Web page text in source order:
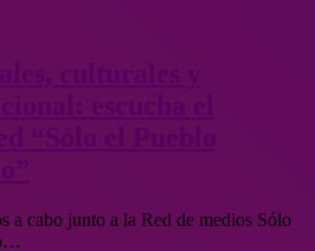
a cabo junto a la Red de medios Sólo